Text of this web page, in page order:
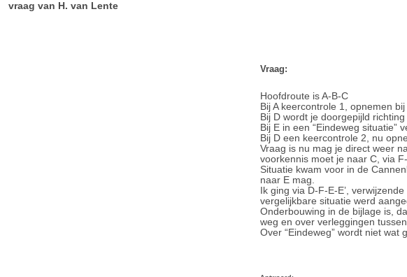
vraag van H. van Lente
Vraag:
Hoofdroute is A-B-C
Bij A keercontrole 1, opnemen
Bij D wordt je doorgepijld
Bij E in een “Eindeweg situatie”
Bij D een keercontrole 2, nu
Vraag is nu mag je direct weer
voorkennis moet je naar C, via F-
Situatie kwam voor in de
naar E mag.
Ik ging via D-F-E-E’,
vergelijkbare situatie werd
Onderbouwing in de bijlage is,
weg en over verleggingen
Over “Eindeweg” wordt niet